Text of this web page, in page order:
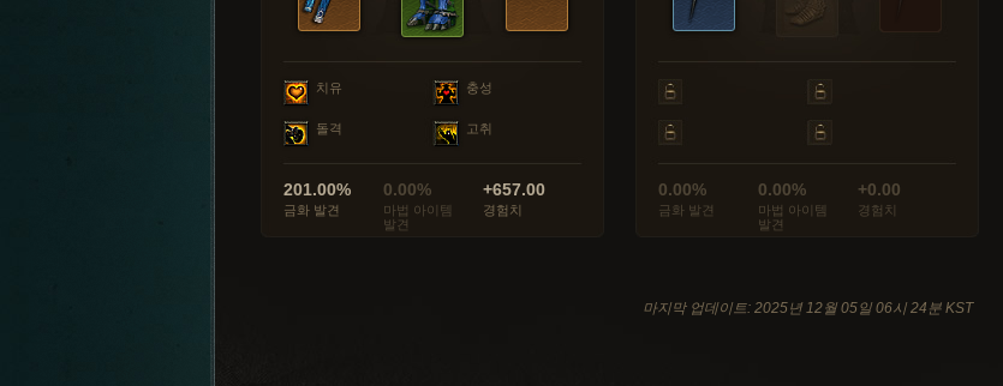
치유 충성
돌격 고취
201.00%
금화 발견
0.00%
마법 아이템
발견
+657.00
경험치
0.00%
금화 발견
0.00%
마법 아이템
발견
+0.00
경험치
마지막 업데이트: 2025년 12월 05일 06시 24분 KST